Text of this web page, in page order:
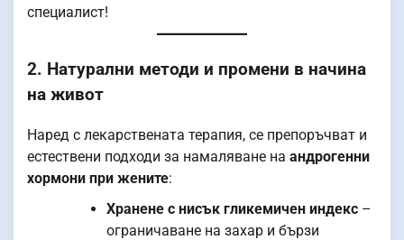
специалист!
2. Натурални методи и промени в начина
на живот
Наред с лекарствената терапия, се препоръчват и
естествени подходи за намаляване на андрогенни
хормони при жените:
Хранене с нисък гликемичен индекс –
ограничаване на захар и бързи